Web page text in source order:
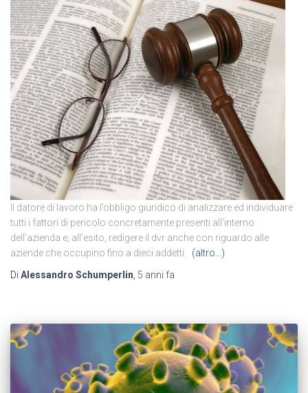
Il datore di lavoro ha l’obbligo giuridico di analizzare ed individuare
tutti i fattori di pericolo concretamente presenti all’interno
dell’azienda e, all’esito, redigere il dvr anche con riguardo alle
aziende che occupino fino a dieci addetti.
(altro…)
Di Alessandro Schumperlin, 5 anni fa